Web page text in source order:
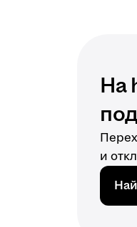
На
и